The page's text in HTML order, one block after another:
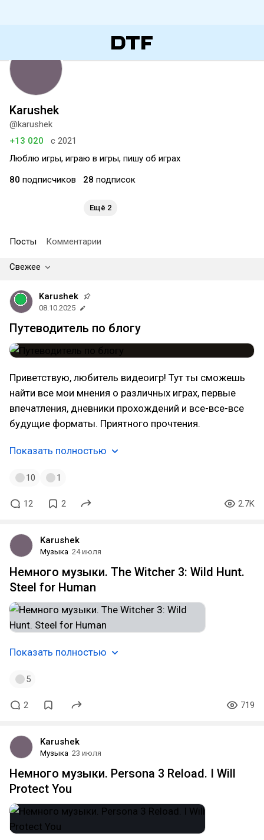
Karushek
@karushek
+13 020
с 2021
Люблю игры, играю в игры, пишу об играх
80 подписчиков 28 подписок
Ещё 2
Посты Комментарии
Свежее
Karushek
08.10.2025
Путеводитель по блогу
Приветствую, любитель видеоигр! Тут ты сможешь
найти все мои мнения о различных играх, первые
впечатления, дневники прохождений и все-все-все
будущие форматы. Приятного прочтения.
Показать полностью
10 1
12 2 2.7K
Karushek
Музыка 24 июля
Немного музыки. The Witcher 3: Wild Hunt.
Steel for Human
Показать полностью
5
2 719
Karushek
Музыка 23 июля
Немного музыки. Persona 3 Reload. I Will
Protect You